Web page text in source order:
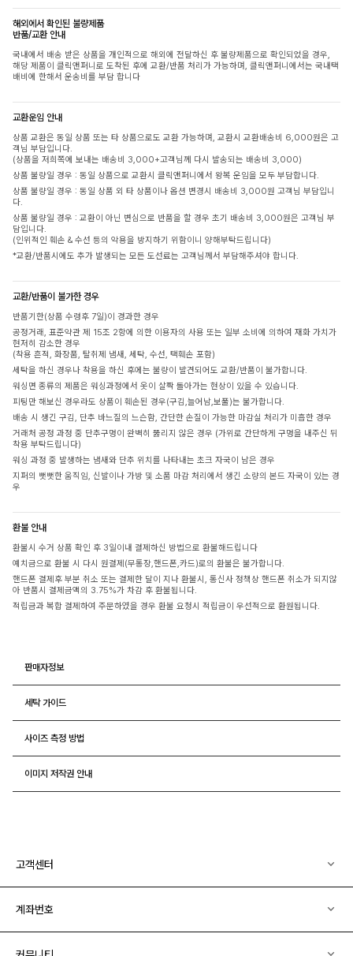
해외에서 확인된 불량제품
반품/교환 안내
국내에서 배송 받은 상품을 개인적으로 해외에 전달하신 후 불량제품으로 확인되었을 경우,
해당 제품이 클릭앤퍼니로 도착된 후에 교환/반품 처리가 가능하며, 클릭앤퍼니에서는 국내택
배비에 한해서 운송비를 부담 합니다
교환운임 안내
상품 교환은 동일 상품 또는 타 상품으로도 교환 가능하며, 교환시 교환배송비 6,000원은 고
객님 부담입니다.
(상품을 저희쪽에 보내는 배송비 3,000+고객님께 다시 발송되는 배송비 3,000)
상품 불량일 경우 : 동일 상품으로 교환시 클릭앤퍼니에서 왕복 운임을 모두 부담합니다.
상품 불량일 경우 : 동일 상품 외 타 상품이나 옵션 변경시 배송비 3,000원 고객님 부담입니
다.
상품 불량일 경우 : 교환이 아닌 변심으로 반품을 할 경우 초기 배송비 3,000원은 고객님 부
담입니다.
(인위적인 훼손 & 수선 등의 악용을 방지하기 위함이니 양해부탁드립니다)
*교환/반품시에도 추가 발생되는 모든 도선료는 고객님께서 부담해주셔야 합니다.
교환/반품이 불가한 경우
반품기한(상품 수령후 7일)이 경과한 경우
공정거래, 표준약관 제 15조 2항에 의한 이용자의 사용 또는 일부 소비에 의하여 재화 가치가
현저히 감소한 경우
(착용 흔적, 화장품, 탈취제 냄새, 세탁, 수선, 택훼손 포함)
세탁을 하신 경우나 착용을 하신 후에는 불량이 발견되어도 교환/반품이 불가합니다.
워싱면 종류의 제품은 워싱과정에서 옷이 살짝 돌아가는 현상이 있을 수 있습니다.
피팅만 해보신 경우라도 상품이 훼손된 경우(구김,늘어남,보풀)는 불가합니다.
배송 시 생긴 구김, 단추 바느질의 느슨함, 간단한 손질이 가능한 마감실 처리가 미흡한 경우
거래처 공정 과정 중 단추구멍이 완벽히 뚫리지 않은 경우 (가위로 간단하게 구멍을 내주신 뒤
착용 부탁드립니다)
워싱 과정 중 발생하는 냄새와 단추 위치를 나타내는 초크 자국이 남은 경우
지퍼의 뻣뻣한 움직임, 신발이나 가방 및 소품 마감 처리에서 생긴 소량의 본드 자국이 있는 경
우
환불 안내
환불시 수거 상품 확인 후 3일이내 결제하신 방법으로 환불해드립니다
예치금으로 환불 시 다시 원결제(무통장,핸드폰,카드)로의 환불은 불가합니다.
핸드폰 결제후 부분 취소 또는 결제한 달이 지나 환불시, 통신사 정책상 핸드폰 취소가 되지않
아 반품시 결제금액의 3.75%가 차감 후 환불됩니다.
적립금과 복합 결제하여 주문하였을 경우 환불 요청시 적립금이 우선적으로 환원됩니다.
판매자정보
세탁 가이드
사이즈 측정 방법
이미지 저작권 안내
고객센터
계좌번호